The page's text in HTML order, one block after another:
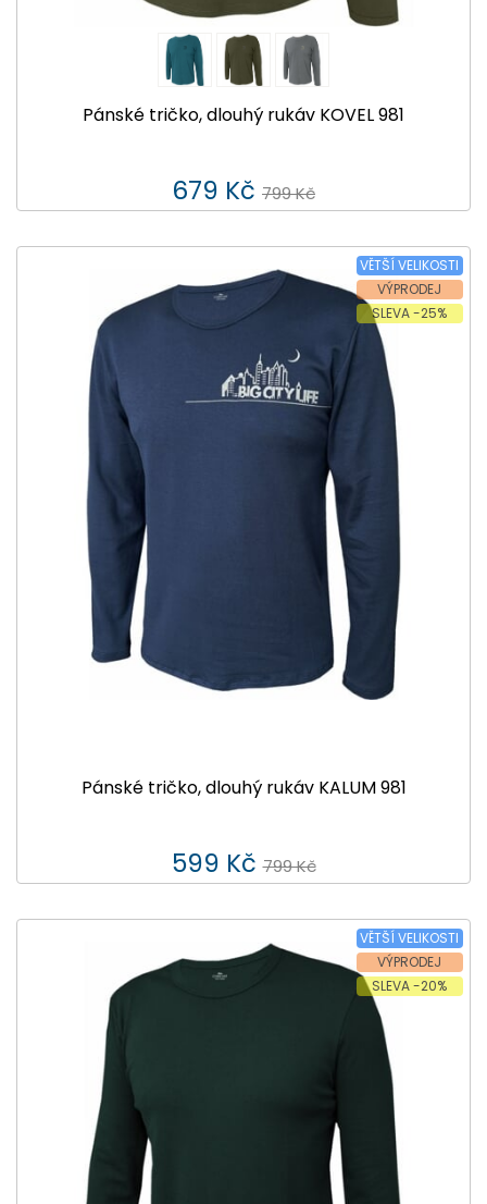
Pánské tričko, dlouhý rukáv KOVEL 981
679 Kč 799 Kč
VĚTŠÍ VELIKOSTI
VÝPRODEJ
SLEVA -25%
Pánské tričko, dlouhý rukáv KALUM 981
599 Kč 799 Kč
VĚTŠÍ VELIKOSTI
VÝPRODEJ
SLEVA -20%